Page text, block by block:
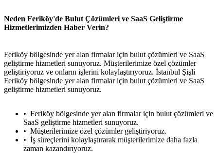
Neden Feriköy'de Bulut Çözümleri ve SaaS Geliştirme
Hizmetlerimizden Haber Verin?
Feriköy bölgesinde yer alan firmalar için bulut çözümleri ve SaaS
geliştirme hizmetleri sunuyoruz. Müşterilerimize özel çözümler
geliştiriyoruz ve onların işlerini kolaylaştırıyoruz. İstanbul Şişli
Feriköy bölgesinde yer alan firmalar için bulut çözümleri ve SaaS
geliştirme hizmetleri sunuyoruz.
Feriköy bölgesinde yer alan firmalar için bulut çözümleri ve
SaaS geliştirme hizmetleri sunuyoruz.
Müşterilerimize özel çözümler geliştiriyoruz.
İş süreçlerini kolaylaştırarak müşterilerimize daha fazla
zaman kazandırıyoruz.